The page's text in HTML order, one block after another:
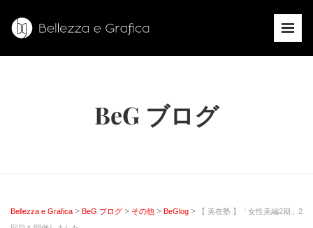
BeG ブログ
Bellezza e Grafica > BeG ブログ > その他 > BeGlog >
【 美在塾 】「女性美編2期」2